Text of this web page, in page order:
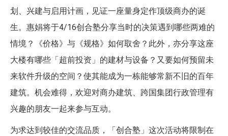
划、兴建与启用计画，见证一座量身定作顶级商办的诞
生。惠娟将于4/16创合塾分享当时的决策遇到哪些两难的
情境？《价格》与《规格》如何取舍？此外，亦分享这座
大楼有哪些「超前投资」的建材与设备？又要如何预留未
来软件升级的空间？使其能成为一栋能够常新不旧的百年
建筑。机会难得，欢迎对商办建筑、跨国集团行政管理有
兴趣的朋友一起来参与互动。
为求达到较佳的交流品质，「创合塾」这次活动将限制在